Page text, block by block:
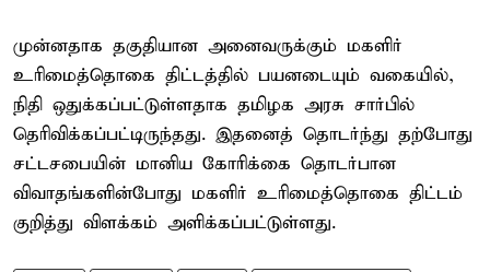
முன்னதாக தகுதியான அனைவருக்கும் மகளிர்
உரிமைத்தொகை திட்டத்தில் பயனடையும் வகையில்,
நிதி ஒதுக்கப்பட்டுள்ளதாக தமிழக அரசு சார்பில்
தெரிவிக்கப்பட்டிருந்தது. இதனைத் தொடர்ந்து தற்போது
சட்டசபையின் மானிய கோரிக்கை தொடர்பான
விவாதங்களின்போது மகளிர் உரிமைத்தொகை திட்டம்
குறித்து விளக்கம் அளிக்கப்பட்டுள்ளது.